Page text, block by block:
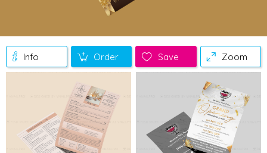
Info Order Save Zoom